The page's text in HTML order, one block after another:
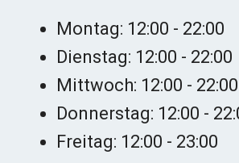
Montag: 12:00 - 22:00
Dienstag: 12:00 - 22:00
Mittwoch: 12:00 - 22:00
Donnerstag: 12:00 -
Freitag: 12:00 - 23:00